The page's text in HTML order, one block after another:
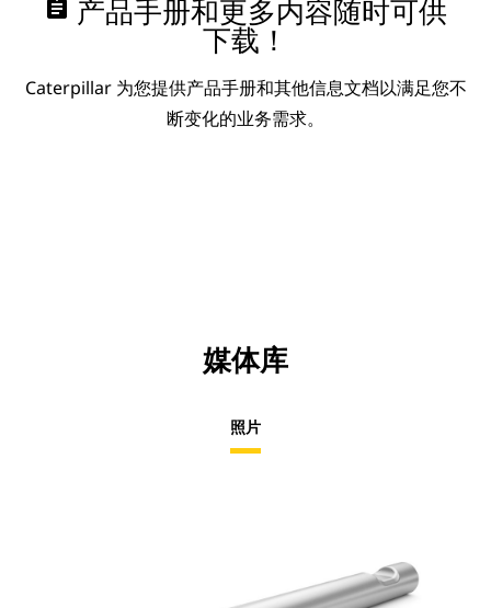
assignment 产品手册和更多内容随时可供
下载！
Caterpillar 为您提供产品手册和其他信息文档以满足您不
断变化的业务需求。
媒体库
照片